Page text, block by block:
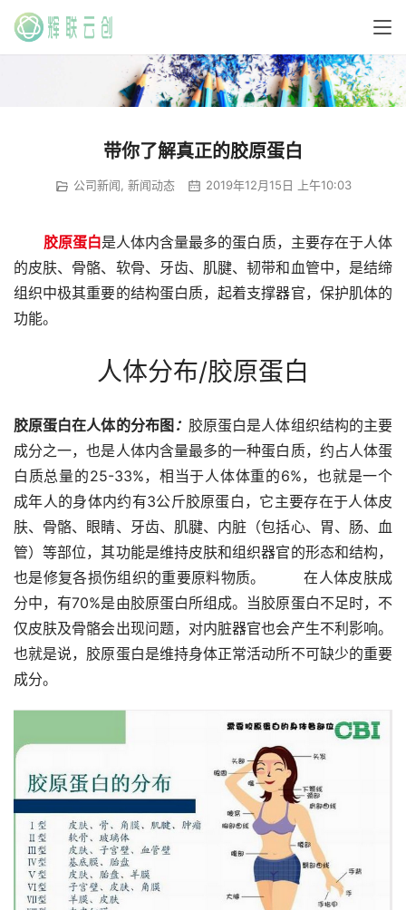
带你了解真正的胶原蛋白
公司新闻, 新闻动态 2019年12月15日 上午10:03
胶原蛋白是人体内含量最多的蛋白质，主要存在于人体
的皮肤、骨骼、软骨、牙齿、肌腱、韧带和血管中，是结缔
组织中极其重要的结构蛋白质，起着支撑器官，保护肌体的
功能。
人体分布/胶原蛋白
胶原蛋白在人体的分布图： 胶原蛋白是人体组织结构的主要
成分之一，也是人体内含量最多的一种蛋白质，约占人体蛋
白质总量的25-33%，相当于人体体重的6%，也就是一个
成年人的身体内约有3公斤胶原蛋白，它主要存在于人体皮
肤、骨骼、眼睛、牙齿、肌腱、内脏（包括心、胃、肠、血
管）等部位，其功能是维持皮肤和组织器官的形态和结构，
也是修复各损伤组织的重要原料物质。        在人体皮肤成
分中，有70%是由胶原蛋白所组成。当胶原蛋白不足时，不
仅皮肤及骨骼会出现问题，对内脏器官也会产生不利影响。
也就是说，胶原蛋白是维持身体正常活动所不可缺少的重要
成分。